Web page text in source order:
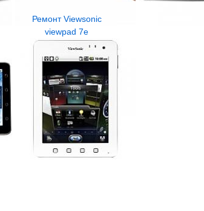
Ремонт Viewsonic
viewpad 7e